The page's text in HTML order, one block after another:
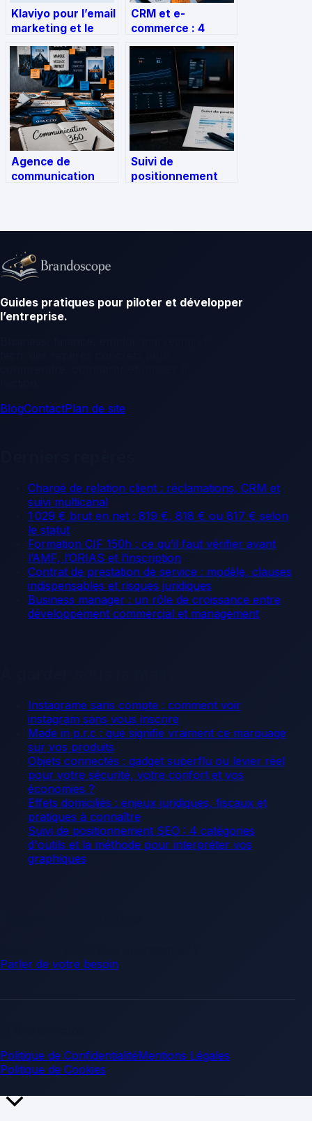
Klaviyo pour l’email
marketing et le
sms : guide
complet pour en
tirer le meilleur
CRM et e-
commerce : 4
leviers pour
transformer vos
données clients en
revenus durables
Agence de
communication
gagner en
cohérence
Suivi de
positionnement
interpréter vos
Guides pratiques pour piloter et développer
l’entreprise.
BlogContactPlan de site
Chargé de relation client : réclamations, CRM et
suivi multicanal
1 029 € brut en net : 819 €, 818 € ou 817 € selon
le statut
Formation CIF 150h : ce qu’il faut vérifier avant
l’AMF, l’ORIAS et l’inscription
Contrat de prestation de service : modèle, clauses
indispensables et risques juridiques
Business manager : un rôle de croissance entre
développement commercial et management
Instagrame sans compte : comment voir
instagram sans vous inscrire
Made in p.r.c : que signifie vraiment ce marquage
sur vos produits
Objets connectés : gadget superflu ou levier réel
pour votre sécurité, votre confort et vos
économies ?
Effets domiciliés : enjeux juridiques, fiscaux et
pratiques à connaître
Suivi de positionnement SEO : 4 catégories
d'outils et la méthode pour interpréter vos
graphiques
Parler de votre besoin
Politique de ConfidentialitéMentions Légales
Politique de Cookies